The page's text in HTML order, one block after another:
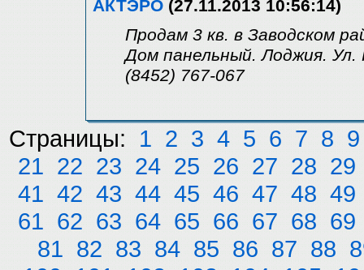
АКТЭРО (27.11.2013 10:56:14)
Продам 3 кв. в Заводском
Дом панельный. Лоджия. Ул.
(8452) 767-067
Страницы: 1 2 3 4 5 6 7 8 9
21 22 23 24 25 26 27 28 29
41 42 43 44 45 46 47 48 49
61 62 63 64 65 66 67 68 69
81 82 83 84 85 86 87 88